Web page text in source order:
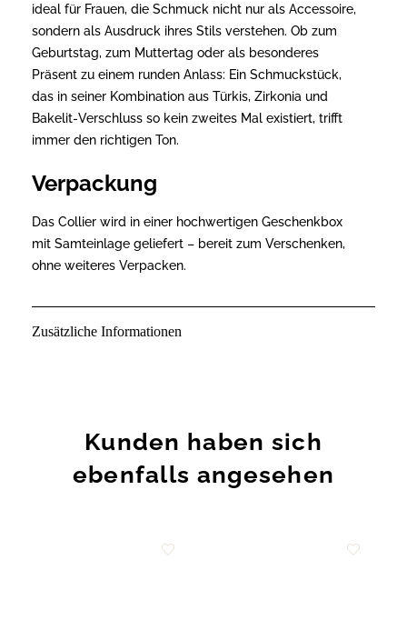
ideal für Frauen, die Schmuck nicht nur als Accessoire,
sondern als Ausdruck ihres Stils verstehen. Ob zum
Geburtstag, zum Muttertag oder als besonderes
Präsent zu einem runden Anlass: Ein Schmuckstück,
das in seiner Kombination aus Türkis, Zirkonia und
Bakelit-Verschluss so kein zweites Mal existiert, trifft
immer den richtigen Ton.
Verpackung
Das Collier wird in einer hochwertigen Geschenkbox
mit Samteinlage geliefert – bereit zum Verschenken,
ohne weiteres Verpacken.
Zusätzliche Informationen
Kunden haben sich
ebenfalls angesehen